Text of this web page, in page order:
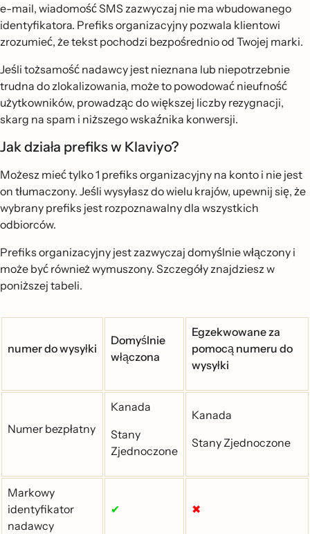
e-mail, wiadomość SMS zazwyczaj nie ma wbudowanego
identyfikatora. Prefiks organizacyjny pozwala klientowi
zrozumieć, że tekst pochodzi bezpośrednio od Twojej marki.
Jeśli tożsamość nadawcy jest nieznana lub niepotrzebnie
trudna do zlokalizowania, może to powodować nieufność
użytkowników, prowadząc do większej liczby rezygnacji,
skarg na spam i niższego wskaźnika konwersji.
Jak działa prefiks w Klaviyo?
Możesz mieć tylko 1 prefiks organizacyjny na konto i nie jest
on tłumaczony. Jeśli wysyłasz do wielu krajów, upewnij się, że
wybrany prefiks jest rozpoznawalny dla wszystkich
odbiorców.
Prefiks organizacyjny jest zazwyczaj domyślnie włączony i
może być również wymuszony. Szczegóły znajdziesz w
poniższej tabeli.
numer do wysyłki
Domyślnie
włączona
Egzekwowane za
pomocą numeru do
wysyłki
Numer bezpłatny
Kanada
Stany
Zjednoczone
Kanada
Stany Zjednoczone
Markowy
identyfikator
nadawcy
✔ ✖